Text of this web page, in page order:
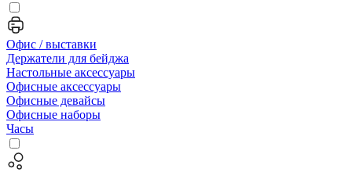
Офис / выставки
Держатели для бейджа
Настольные аксессуары
Офисные аксессуары
Офисные девайсы
Офисные наборы
Часы